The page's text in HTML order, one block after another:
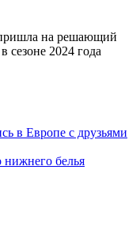
на решающий
сезоне 2024 года
в Европе с друзьями
нижнего белья